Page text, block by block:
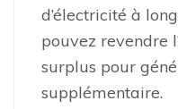
d’électricité à
pouvez revendre
surplus pour
supplémentaire.